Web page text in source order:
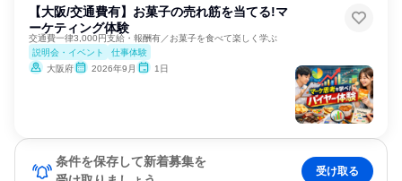
【大阪/交通費有】お菓子の売れ筋を当てる!マ
ーケティング体験
交通費一律3,000円支給・報酬有／お菓子を食べて楽しく学ぶ
説明会・イベント
仕事体験
大阪府
2026年9月 1日
条件を保存して新着募集を
受け取る